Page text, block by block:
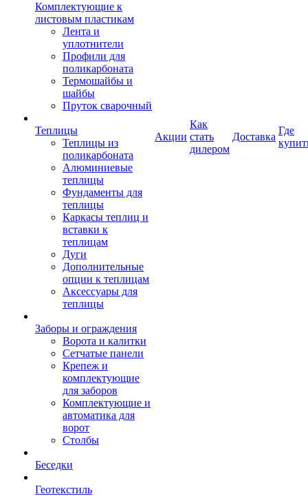
Комплектующие к
листовым пластикам
Лента и
уплотнители
Профили для
поликарбоната
Термошайбы и
шайбы
Пруток сварочный
Теплицы
Теплицы из
поликарбоната
Алюминиевые
теплицы
Фундаменты для
теплицы
Каркасы теплиц и
вставки к
теплицам
Дуги
Дополнительные
опции к теплицам
Аксессуары для
теплицы
Заборы и ограждения
Ворота и калитки
Сетчатые панели
Крепеж и
комплектующие
для заборов
Комплектующие и
автоматика для
ворот
Столбы
Беседки
Геотекстиль
Акции
Как
стать
дилером
Доставка
Где